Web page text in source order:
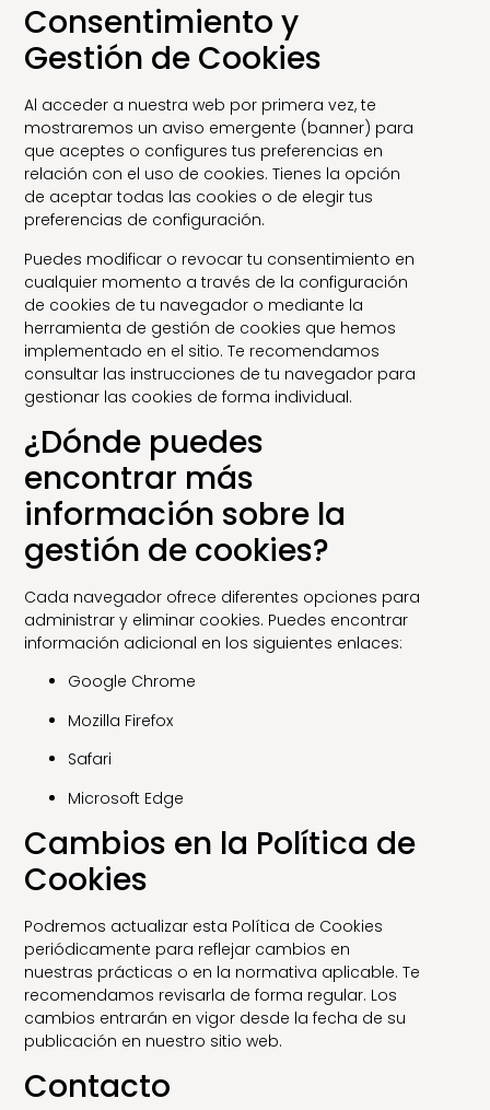
Consentimiento y
Gestión de Cookies
Al acceder a nuestra web por primera vez, te
mostraremos un aviso emergente (banner) para
que aceptes o configures tus preferencias en
relación con el uso de cookies. Tienes la opción
de aceptar todas las cookies o de elegir tus
preferencias de configuración.
Puedes modificar o revocar tu consentimiento en
cualquier momento a través de la configuración
de cookies de tu navegador o mediante la
herramienta de gestión de cookies que hemos
implementado en el sitio. Te recomendamos
consultar las instrucciones de tu navegador para
gestionar las cookies de forma individual.
¿Dónde puedes
encontrar más
información sobre la
gestión de cookies?
Cada navegador ofrece diferentes opciones para
administrar y eliminar cookies. Puedes encontrar
información adicional en los siguientes enlaces:
Google Chrome
Mozilla Firefox
Safari
Microsoft Edge
Cambios en la Política de
Cookies
Podremos actualizar esta Política de Cookies
periódicamente para reflejar cambios en
nuestras prácticas o en la normativa aplicable. Te
recomendamos revisarla de forma regular. Los
cambios entrarán en vigor desde la fecha de su
publicación en nuestro sitio web.
Contacto